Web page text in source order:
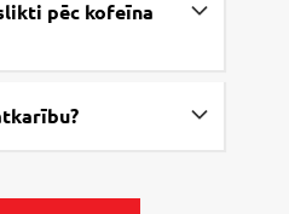
pēc kofeīna